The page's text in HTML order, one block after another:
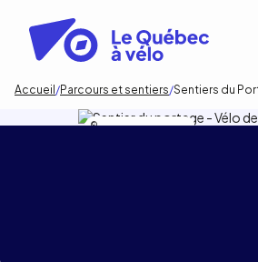
contenu
principal
Fil
d'Ariane
Accueil Parcours et sentiers Sentiers du
NATHAN ETHIER MYETTE